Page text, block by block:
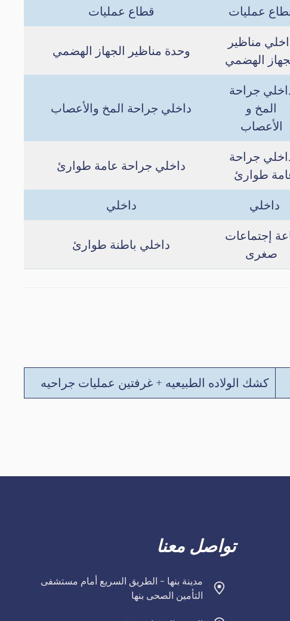
عمليات قطاع عمليات
مناظير
الهضمي
وحدة مناظير الجهاز الهضمي
جراحة
المخ و
الأعصاب
داخلي جراحة المخ والأعصاب
جراحة
طوارئ
داخلي جراحة عامة طوارئ
داخلي داخلي
إجتماعات
صغرى
داخلي باطنة طوارئ
كشك الولاده الطبيعيه + غرفتين عمليات جراحيه
تواصل معنا
مدينة بنها - الطريق السريع أمام مستشفى
التأمين الصحى بنها